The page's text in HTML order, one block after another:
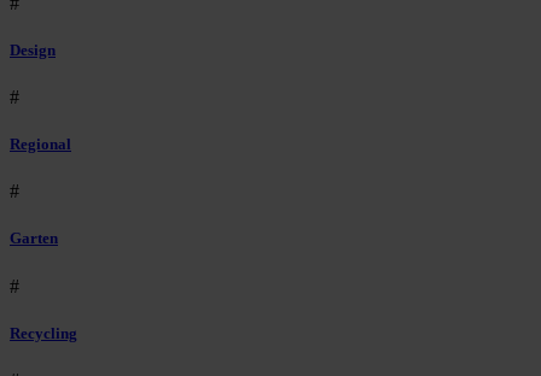
Design
#
Regional
#
Garten
#
Recycling